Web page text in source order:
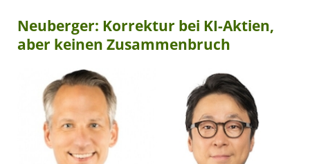
Neuberger: Korrektur bei KI-Aktien,
aber keinen Zusammenbruch